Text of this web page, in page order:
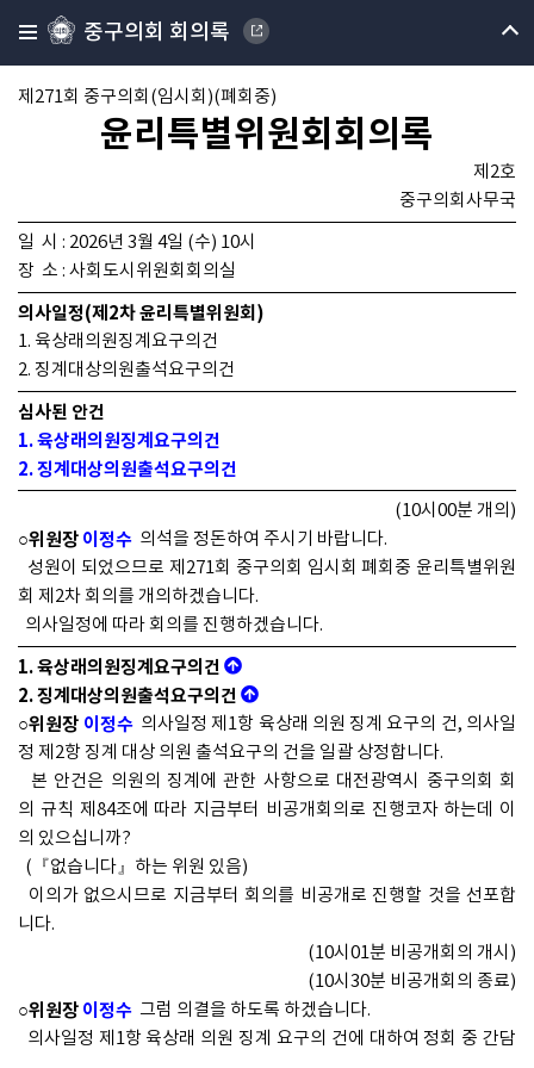
중구의회 회의록
제271회 중구의회(임시회)(폐회중)
윤리특별위원회회의록
제2호
중구의회사무국
일 시 : 2026년 3월 4일 (수) 10시
장 소 : 사회도시위원회회의실
의사일정(제2차 윤리특별위원회)
1. 육상래의원징계요구의건
2. 징계대상의원출석요구의건
심사된 안건
1. 육상래의원징계요구의건
2. 징계대상의원출석요구의건
(10시00분 개의)
○위원장 이정수 의석을 정돈하여 주시기 바랍니다.
성원이 되었으므로 제271회 중구의회 임시회 폐회중 윤리특별위원
회 제2차 회의를 개의하겠습니다.
의사일정에 따라 회의를 진행하겠습니다.
1. 육상래의원징계요구의건
2. 징계대상의원출석요구의건
○위원장 이정수의사일정 제1항 육상래 의원 징계 요구의 건, 의사일
정 제2항 징계 대상 의원 출석요구의 건을 일괄 상정합니다.
본 안건은 의원의 징계에 관한 사항으로 대전광역시 중구의회 회
의 규칙 제84조에 따라 지금부터 비공개회의로 진행코자 하는데 이
의 있으십니까?
(『없습니다』하는 위원 있음)
이의가 없으시므로 지금부터 회의를 비공개로 진행할 것을 선포합
니다.
(10시01분 비공개회의 개시)
(10시30분 비공개회의 종료)
○위원장 이정수 그럼 의결을 하도록 하겠습니다.
의사일정 제1항 육상래 의원 징계 요구의 건에 대하여 정회 중 간담